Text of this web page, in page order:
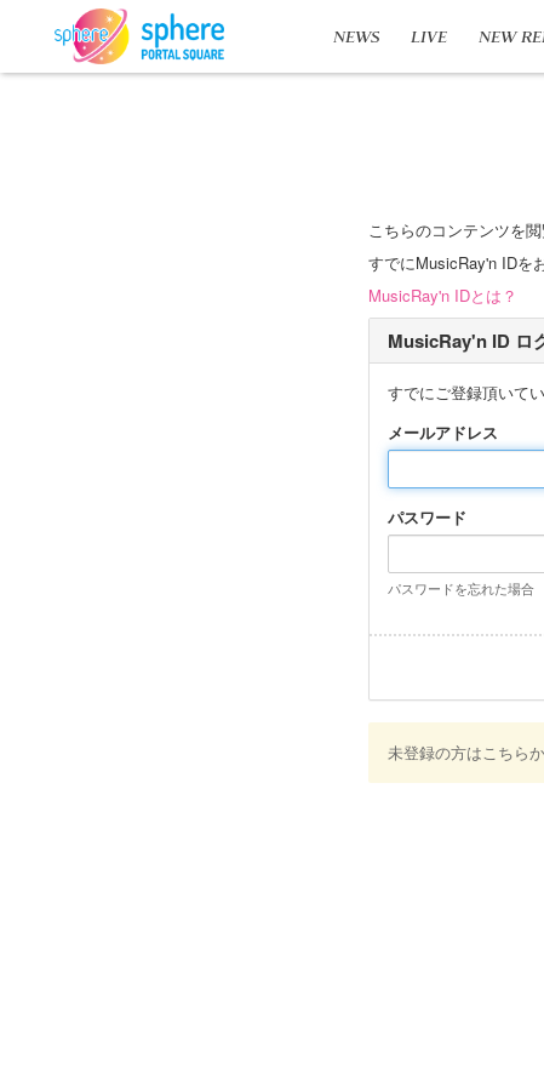
NEWS LIVE NEW
こちらのコンテンツを
すでにMusicRay'n IDを
MusicRay'n IDとは？
MusicRay'n ID ロ
すでにご登録頂いて
メールアドレス
パスワード
パスワードを忘れた場合
未登録の方はこちら